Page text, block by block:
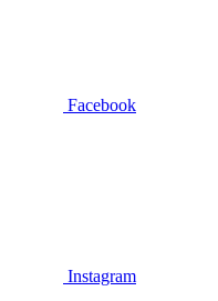
Facebook
Instagram